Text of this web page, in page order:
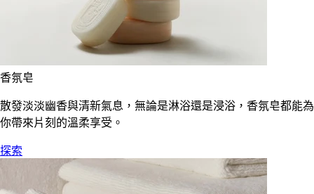
香氛皂
散發淡淡幽香與清新氣息，無論是淋浴還是浸浴，香氛皂都能為
你帶來片刻的溫柔享受。
探索